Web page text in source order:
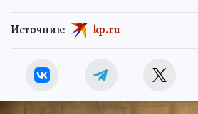
Источник: kp.ru